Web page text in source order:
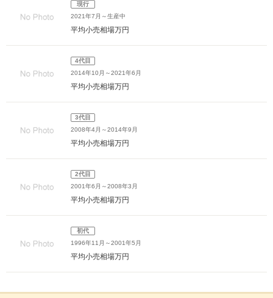
現行
2021年7月～生産中
平均小売相場万円
4代目
2014年10月～2021年6月
平均小売相場万円
3代目
2008年4月～2014年9月
平均小売相場万円
2代目
2001年6月～2008年3月
平均小売相場万円
初代
1996年11月～2001年5月
平均小売相場万円